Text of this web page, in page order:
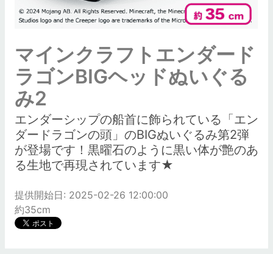
マインクラフトエンダード
ラゴンBIGヘッドぬいぐる
み2
エンダーシップの船首に飾られている「エン
ダードラゴンの頭」のBIGぬいぐるみ第2弾
が登場です！黒曜石のように黒い体が艶のあ
る生地で再現されています★
提供開始日: 2025-02-26 12:00:00
約35cm